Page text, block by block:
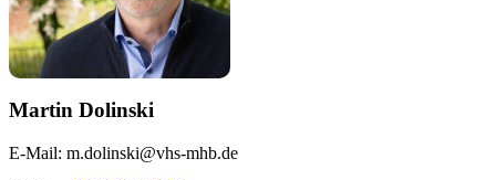
Martin Dolinski
E-Mail: m.dolinski@vhs-mhb.de